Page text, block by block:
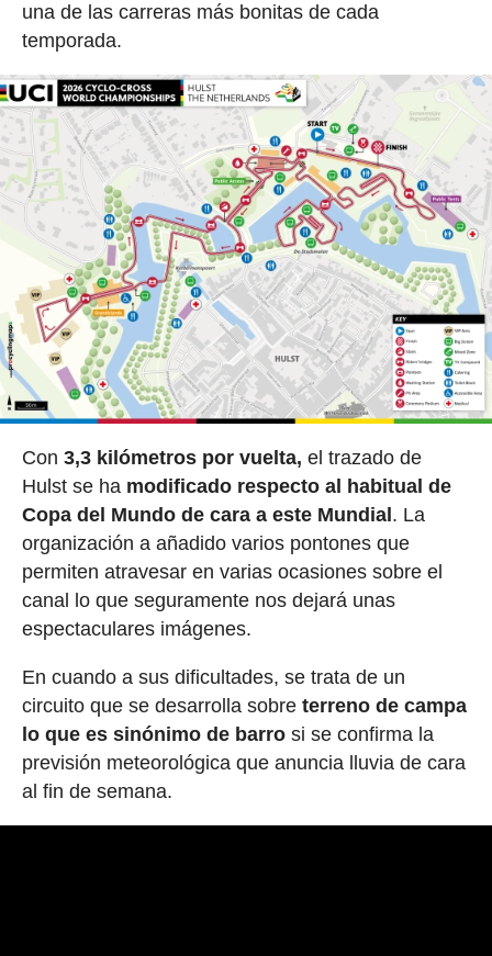
una de las carreras más bonitas de cada
temporada.
Con 3,3 kilómetros por vuelta, el trazado de
Hulst se ha modificado respecto al habitual de
Copa del Mundo de cara a este Mundial. La
organización a añadido varios pontones que
permiten atravesar en varias ocasiones sobre el
canal lo que seguramente nos dejará unas
espectaculares imágenes.
En cuando a sus dificultades, se trata de un
circuito que se desarrolla sobre terreno de campa
lo que es sinónimo de barrosi se confirma la
previsión meteorológica que anuncia lluvia de cara
al fin de semana.